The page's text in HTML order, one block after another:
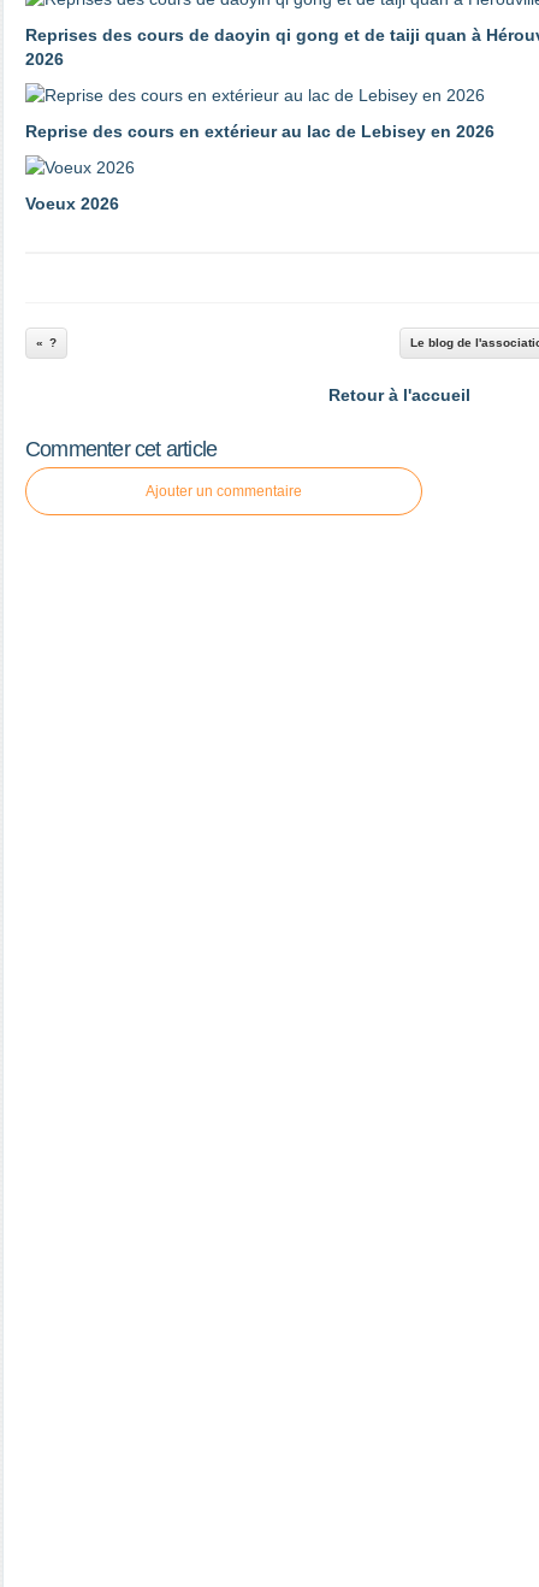
Reprises des cours de daoyin qi gong et de taiji quan à
2026
Reprise des cours en extérieur au lac de Lebisey en 2026
Voeux 2026
? Le blog de
Retour à l'accueil
Commenter cet article
Ajouter un commentaire